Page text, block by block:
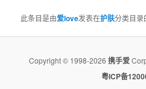
此条目是由爱love发表在护肤分类目录
Copyright © 1998-2026 携手爱
粤ICP备